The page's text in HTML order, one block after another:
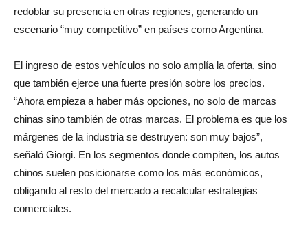
redoblar su presencia en otras regiones, generando un
escenario “muy competitivo” en países como Argentina.
El ingreso de estos vehículos no solo amplía la oferta, sino
que también ejerce una fuerte presión sobre los precios.
“Ahora empieza a haber más opciones, no solo de marcas
chinas sino también de otras marcas. El problema es que los
márgenes de la industria se destruyen: son muy bajos”,
señaló Giorgi. En los segmentos donde compiten, los autos
chinos suelen posicionarse como los más económicos,
obligando al resto del mercado a recalcular estrategias
comerciales.